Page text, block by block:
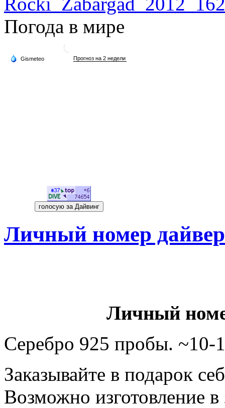
Погода в мире
Личный номер
Личный
Серебро 925 пробы. ~10-
Заказывайте в подарок
Возможно изготовление